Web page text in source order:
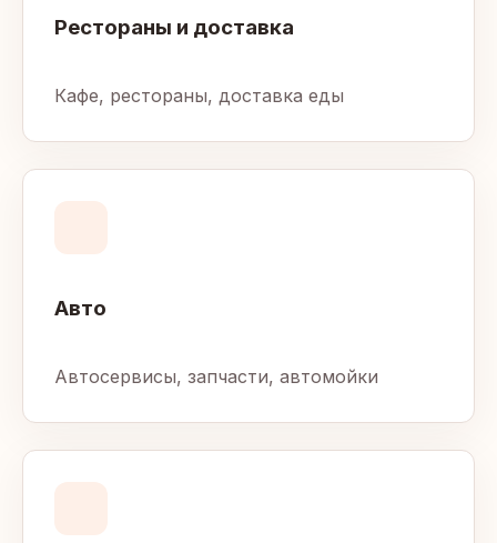
Рестораны и доставка
Кафе, рестораны, доставка еды
Авто
Автосервисы, запчасти, автомойки